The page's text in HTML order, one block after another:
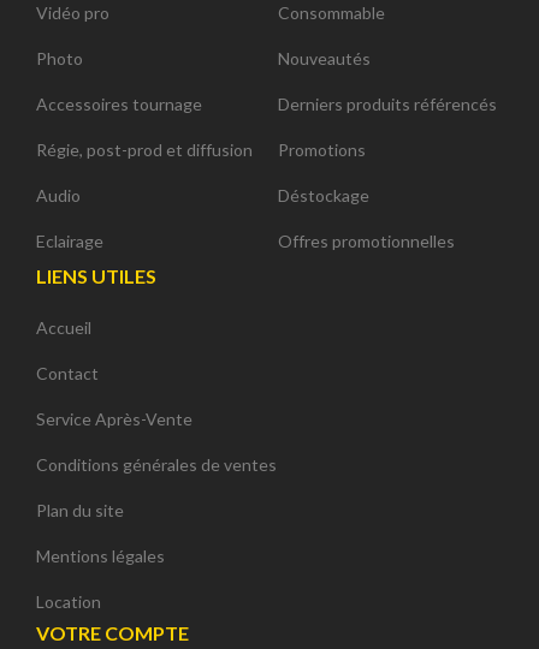
Vidéo pro
Photo
Accessoires tournage
Régie, post-prod et diffusion
Audio
Eclairage
Consommable
Nouveautés
Derniers produits référencés
Promotions
Déstockage
Offres promotionnelles
LIENS UTILES
Accueil
Contact
Service Après-Vente
Conditions générales de ventes
Plan du site
Mentions légales
Location
VOTRE COMPTE